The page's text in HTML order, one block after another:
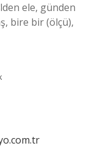
ele, günden
bire bir (ölçü),